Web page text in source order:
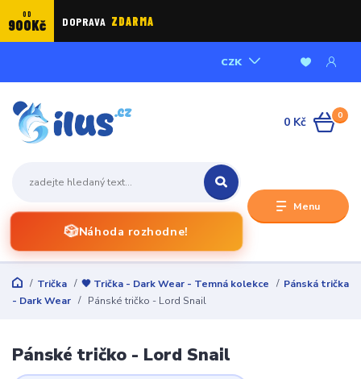
OD
900Kč DOPRAVA ZDARMA
Menu
CZK
🎲Náhoda rozhodne!
0
0 Kč
Trička 🖤 Trička - Dark Wear - Temná kolekce
Pánská trička
- Dark Wear
Pánské tričko - Lord Snail
Pánské tričko - Lord Snail